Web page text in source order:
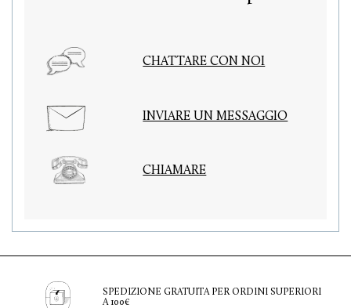
CHATTARE CON NOI
INVIARE UN MESSAGGIO
CHIAMARE
SPEDIZIONE GRATUITA PER ORDINI SUPERIORI
A 100€